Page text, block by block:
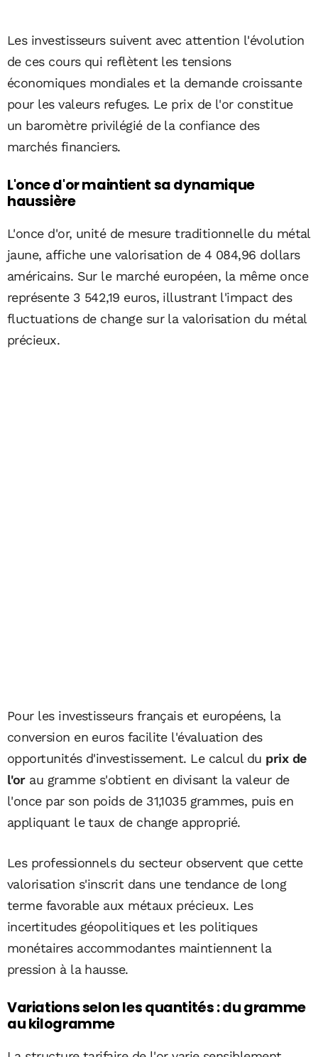
Les investisseurs suivent avec attention l'évolution
de ces cours qui reflètent les tensions
économiques mondiales et la demande croissante
pour les valeurs refuges. Le prix de l'or constitue
un baromètre privilégié de la confiance des
marchés financiers.
L'once d'or maintient sa dynamique
haussière
L'once d'or, unité de mesure traditionnelle du métal
jaune, affiche une valorisation de 4 084,96 dollars
américains. Sur le marché européen, la même once
représente 3 542,19 euros, illustrant l'impact des
fluctuations de change sur la valorisation du métal
précieux.
Pour les investisseurs français et européens, la
conversion en euros facilite l'évaluation des
opportunités d'investissement. Le calcul du prix de
l'orau gramme s'obtient en divisant la valeur de
l'once par son poids de 31,1035 grammes, puis en
appliquant le taux de change approprié.
Les professionnels du secteur observent que cette
valorisation s'inscrit dans une tendance de long
terme favorable aux métaux précieux. Les
incertitudes géopolitiques et les politiques
monétaires accommodantes maintiennent la
pression à la hausse.
Variations selon les quantités : du gramme
au kilogramme